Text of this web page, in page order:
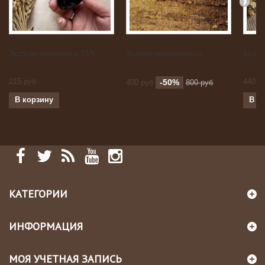
Экстракт прополиса, 15%
215 руб
В корзину
Холстик прополисный
400 руб -50% 800 руб
Вода
440
В
КАТЕГОРИИ
ИНФОРМАЦИЯ
МОЯ УЧЕТНАЯ ЗАПИСЬ